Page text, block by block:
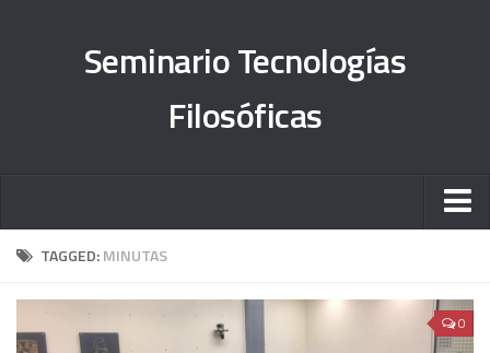
Seminario Tecnologías
Filosóficas
Sobre el proyecto
#TesisFilosUNAM
TAGGED:MINUTAS
0